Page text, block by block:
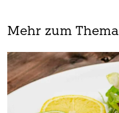
Mehr zum Thema